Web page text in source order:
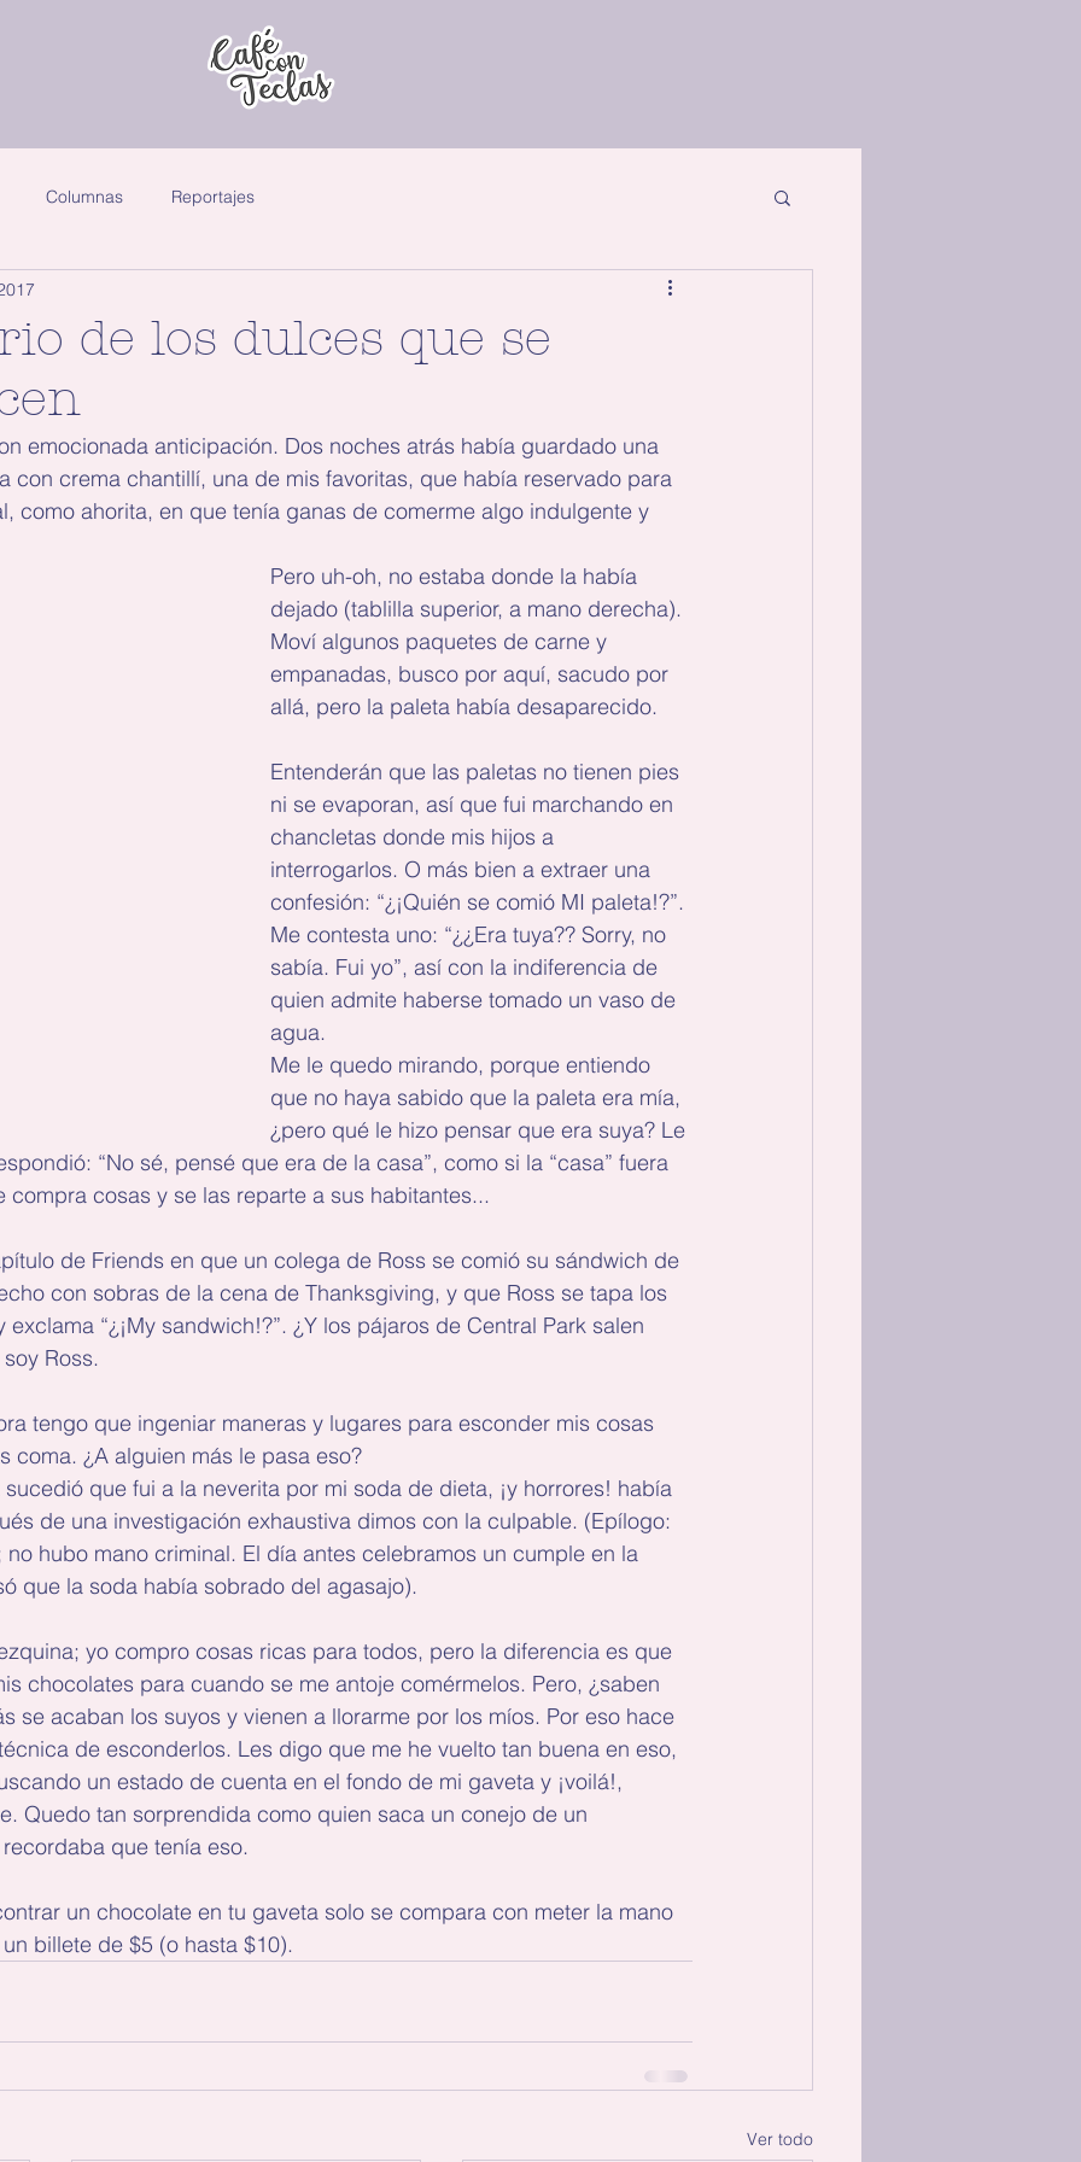
Columnas Reportajes
de los dulces que se
emocionada anticipación. Dos noches atrás había guardado una
con crema chantillí, una de mis favoritas, que había reservado para
como ahorita, en que tenía ganas de comerme algo indulgente y
Pero uh-oh, no estaba donde la había
dejado (tablilla superior, a mano derecha).
Moví algunos paquetes de carne y
empanadas, busco por aquí, sacudo por
allá, pero la paleta había desaparecido.
Entenderán que las paletas no tienen pies
ni se evaporan, así que fui marchando en
chancletas donde mis hijos a
interrogarlos. O más bien a extraer una
confesión: “¿¡Quién se comió MI paleta!?”.
Me contesta uno: “¿¿Era tuya?? Sorry, no
sabía. Fui yo”, así con la indiferencia de
quien admite haberse tomado un vaso de
agua.
Me le quedo mirando, porque entiendo
que no haya sabido que la paleta era mía,
¿pero qué le hizo pensar que era suya? Le
“No sé, pensé que era de la casa”, como si la “casa” fuera
compra cosas y se las reparte a sus habitantes...
de Friends en que un colega de Ross se comió su sándwich de
con sobras de la cena de Thanksgiving, y que Ross se tapa los
“¿¡My sandwich!?”. ¿Y los pájaros de Central Park salen
Ross.
tengo que ingeniar maneras y lugares para esconder mis cosas
coma. ¿A alguien más le pasa eso?
que fui a la neverita por mi soda de dieta, ¡y horrores! había
de una investigación exhaustiva dimos con la culpable. (Epílogo:
hubo mano criminal. El día antes celebramos un cumple en la
que la soda había sobrado del agasajo).
yo compro cosas ricas para todos, pero la diferencia es que
chocolates para cuando se me antoje comérmelos. Pero, ¿saben
se acaban los suyos y vienen a llorarme por los míos. Por eso hace
de esconderlos. Les digo que me he vuelto tan buena en eso,
un estado de cuenta en el fondo de mi gaveta y ¡voilá!,
Quedo tan sorprendida como quien saca un conejo de un
que tenía eso.
un chocolate en tu gaveta solo se compara con meter la mano
billete de $5 (o hasta $10).
Ver todo